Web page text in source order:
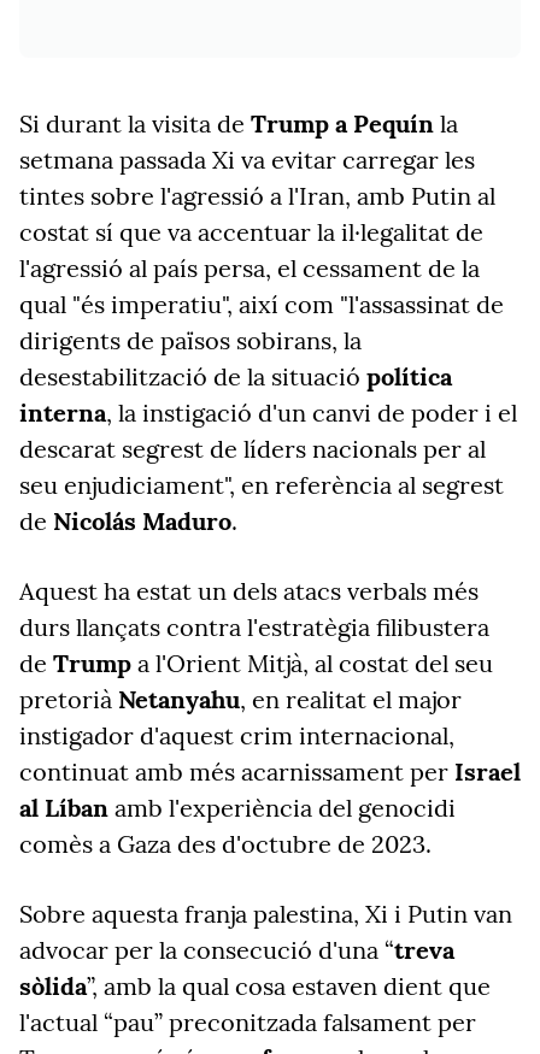
Si durant la visita de Trump a Pequín la
setmana passada Xi va evitar carregar les
tintes sobre l'agressió a l'Iran, amb Putin al
costat sí que va accentuar la il·legalitat de
l'agressió al país persa, el cessament de la
qual "és imperatiu", així com "l'assassinat de
dirigents de països sobirans, la
desestabilització de la situació política
interna, la instigació d'un canvi de poder i el
descarat segrest de líders nacionals per al
seu enjudiciament", en referència al segrest
de Nicolás Maduro.
Aquest ha estat un dels atacs verbals més
durs llançats contra l'estratègia filibustera
de Trump a l'Orient Mitjà, al costat del seu
pretorià Netanyahu, en realitat el major
instigador d'aquest crim internacional,
continuat amb més acarnissament per Israel
al Líban amb l'experiència del genocidi
comès a Gaza des d'octubre de 2023.
Sobre aquesta franja palestina, Xi i Putin van
advocar per la consecució d'una “treva
sòlida”, amb la qual cosa estaven dient que
l'actual “pau” preconitzada falsament per